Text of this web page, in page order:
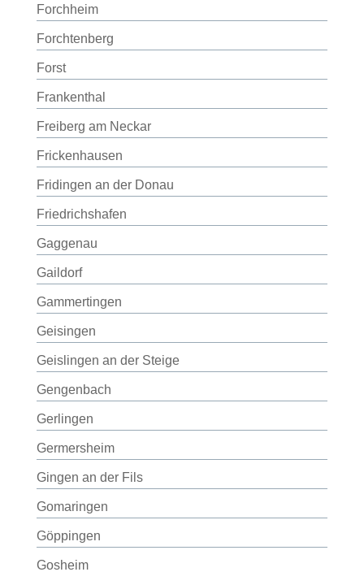
Forchheim
Forchtenberg
Forst
Frankenthal
Freiberg am Neckar
Frickenhausen
Fridingen an der Donau
Friedrichshafen
Gaggenau
Gaildorf
Gammertingen
Geisingen
Geislingen an der Steige
Gengenbach
Gerlingen
Germersheim
Gingen an der Fils
Gomaringen
Göppingen
Gosheim